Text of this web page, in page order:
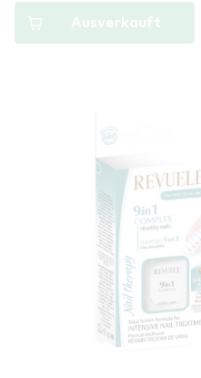
Ausverkauft